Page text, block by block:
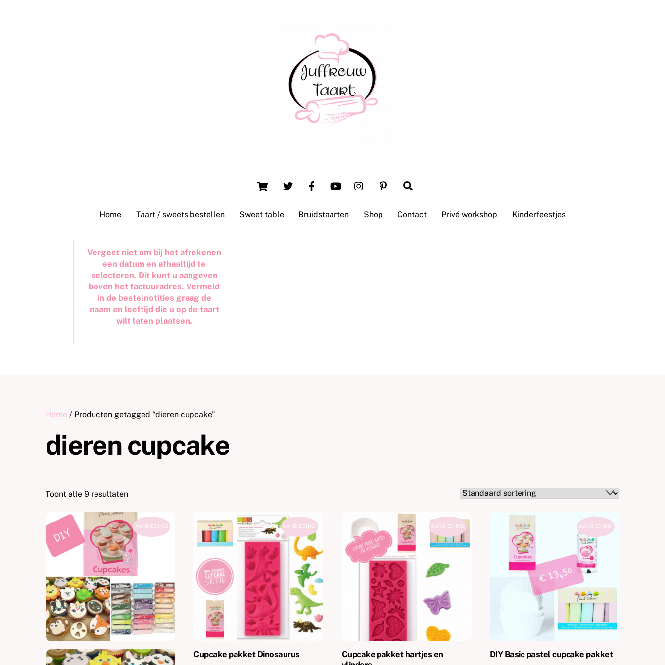
Cart
Home Taart / sweets bestellen Sweet table Bruidstaarten Shop Contact Privé workshop Kinderfeestjes
Vergeet niet om bij het afrekenen
een datum en afhaaltijd te
selecteren. Dit kunt u aangeven
boven het factuuradres. Vermeld
in de bestelnotities graag de
naam en leeftijd die u op de taart
wilt laten plaatsen.
Home / Producten getagged “dieren cupcake”
dieren cupcake
Toont alle 9 resultaten
AANBIEDING! AANBIEDING!
Cupcake pakket Dinosaurus
AANBIEDING!
Cupcake pakket hartjes en
AANBIEDING!
DIY Basic pastel cupcake pakket
Top